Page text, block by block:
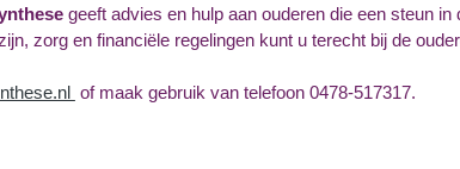
geeft advies en hulp aan ouderen die een steun in
zorg en financiële regelingen kunt u terecht bij de
of maak gebruik van telefoon 0478-517317.